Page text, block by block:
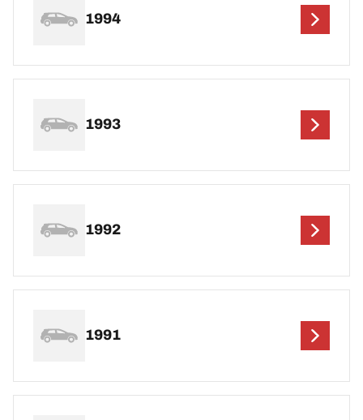
1994
1993
1992
1991